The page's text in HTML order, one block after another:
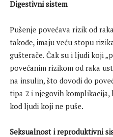
Digestivni sistem
Pušenje povećava rizik od
takođe, imaju veću stopu
gušterače. Čak su i ljudi koji
povećanim rizikom od raka
na insulin, što dovodi do
tipa 2 i njegovih komplikacija,
kod ljudi koji ne puše.
Seksualnost i reproduktivni